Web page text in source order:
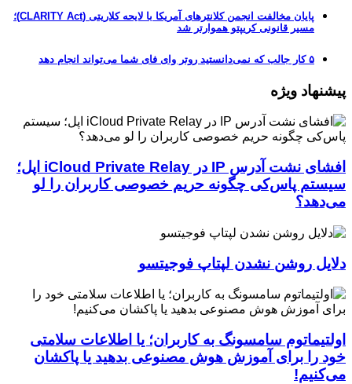
پایان مخالفت انجمن کلانترهای آمریکا با لایحه کلاریتی (CLARITY Act)؛
مسیر قانونی کریپتو هموارتر شد
۵ کار جالب که نمی‌دانستید روتر وای فای شما می‌تواند انجام دهد
پیشنهاد ویژه
افشای نشت آدرس IP در iCloud Private Relay اپل؛
سیستم پاس‌کی چگونه حریم خصوصی کاربران را لو
می‌دهد؟
دلایل روشن نشدن لپتاپ فوجیتسو
اولتیماتوم سامسونگ به کاربران؛ یا اطلاعات سلامتی
خود را برای آموزش هوش مصنوعی بدهید یا پاکشان
می‌کنیم!